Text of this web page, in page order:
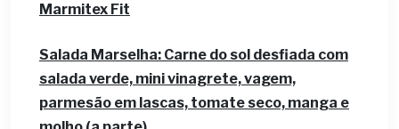
Marmitex Fit
Salada Marselha: Carne do sol desfiada com
salada verde, mini vinagrete, vagem,
parmesão em lascas, tomate seco, manga e